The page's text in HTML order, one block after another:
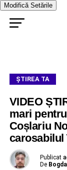
Modifică Setările
ŞTIREA TA
VIDEO
mari
Coșlariu
carosabilul
Publicat
De